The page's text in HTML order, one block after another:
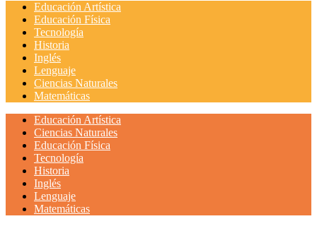
Educación Artística
Educación Física
Tecnología
Historia
Inglés
Lenguaje
Ciencias Naturales
Matemáticas
Educación Artística
Ciencias Naturales
Educación Física
Tecnología
Historia
Inglés
Lenguaje
Matemáticas